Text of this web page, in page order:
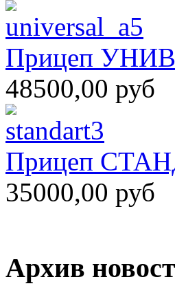
Прицеп
48500,00 руб
Прицеп
35000,00 руб
Архив